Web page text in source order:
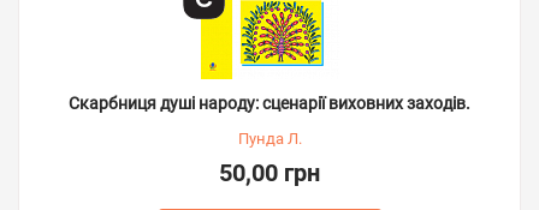
Скарбниця душі народу: сценарії виховних заходів.
Пунда Л.
50,00 грн